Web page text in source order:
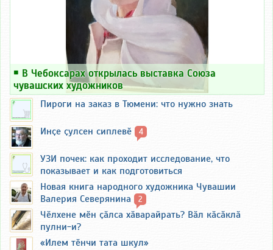
￭ В Чебоксарах открылась выставка Союза
чувашских художников
Пироги на заказ в Тюмени: что нужно знать
Инҫе ҫулсен сиплевӗ 4
УЗИ почек: как проходит исследование, что
показывает и как подготовиться
Новая книга народного художника Чувашии
Валерия Северянина
2
Чӗлхене мӗн ҫӑлса хӑварайрать? Вӑл кӑсӑклӑ
пулни-и?
«Илем тӗнчи тата шкул»